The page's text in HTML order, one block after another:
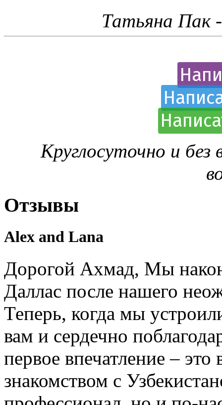
Татьяна Пак
Круглосуточно и
Отзывы
Alex and Lana
Дорогой Ахмад, Мы
Даллас после нашего
Теперь, когда мы
вам и сердечно
первое впечатление –
знакомством с